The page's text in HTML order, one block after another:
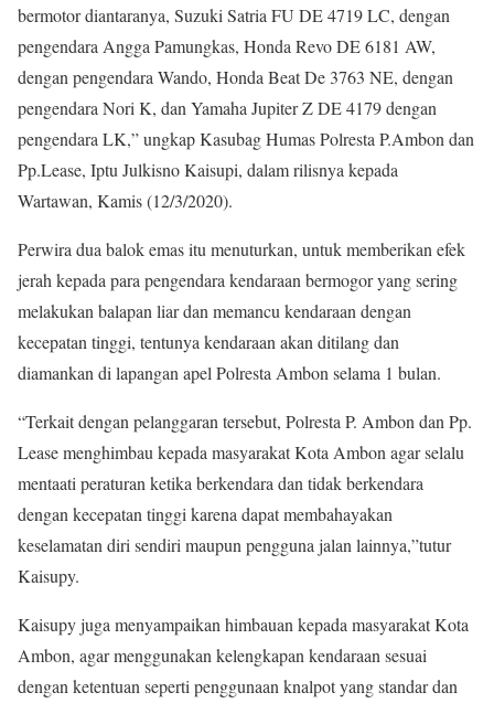
bermotor diantaranya, Suzuki Satria FU DE 4719 LC, dengan
pengendara Angga Pamungkas, Honda Revo DE 6181 AW,
dengan pengendara Wando, Honda Beat De 3763 NE, dengan
pengendara Nori K, dan Yamaha Jupiter Z DE 4179 dengan
pengendara LK,” ungkap Kasubag Humas Polresta P.Ambon dan
Pp.Lease, Iptu Julkisno Kaisupi, dalam rilisnya kepada
Wartawan, Kamis (12/3/2020).
Perwira dua balok emas itu menuturkan, untuk memberikan efek
jerah kepada para pengendara kendaraan bermogor yang sering
melakukan balapan liar dan memancu kendaraan dengan
kecepatan tinggi, tentunya kendaraan akan ditilang dan
diamankan di lapangan apel Polresta Ambon selama 1 bulan.
“Terkait dengan pelanggaran tersebut, Polresta P. Ambon dan Pp.
Lease menghimbau kepada masyarakat Kota Ambon agar selalu
mentaati peraturan ketika berkendara dan tidak berkendara
dengan kecepatan tinggi karena dapat membahayakan
keselamatan diri sendiri maupun pengguna jalan lainnya,”tutur
Kaisupy.
Kaisupy juga menyampaikan himbauan kepada masyarakat Kota
Ambon, agar menggunakan kelengkapan kendaraan sesuai
dengan ketentuan seperti penggunaan knalpot yang standar dan